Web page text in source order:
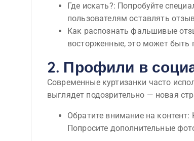
Где искать?: Попробуйте
пользователям оставлять
Как распознать фальшивые
восторженные, это может быть
2. Профили в
Современные куртизанки часто
выглядет подозрительно — новая
Обратите внимание на
Попросите дополнительные